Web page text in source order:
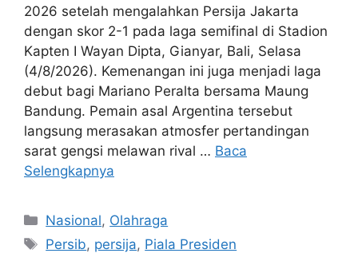
2026 setelah mengalahkan Persija Jakarta
dengan skor 2-1 pada laga semifinal di Stadion
Kapten I Wayan Dipta, Gianyar, Bali, Selasa
(4/8/2026). Kemenangan ini juga menjadi laga
debut bagi Mariano Peralta bersama Maung
Bandung. Pemain asal Argentina tersebut
langsung merasakan atmosfer pertandingan
sarat gengsi melawan rival … Baca
Selengkapnya
Kategori
Nasional, Olahraga
Tag
Persib, persija, Piala Presiden